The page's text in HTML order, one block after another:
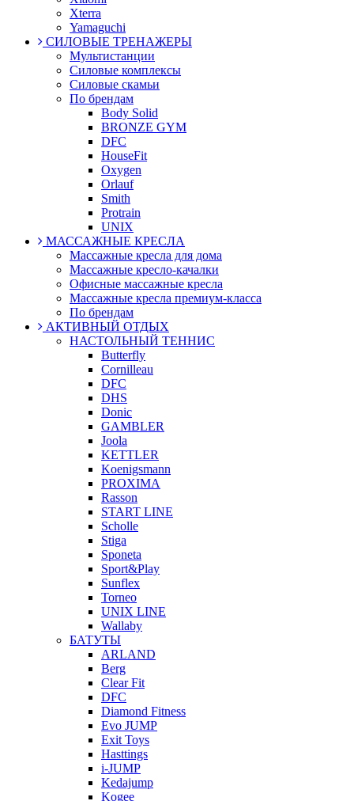
Xterra
Yamaguchi
СИЛОВЫЕ ТРЕНАЖЕРЫ
Мультистанции
Силовые комплексы
Силовые скамьи
По брендам
Body Solid
BRONZE GYM
DFC
HouseFit
Oxygen
Orlauf
Smith
Protrain
UNIX
МАССАЖНЫЕ КРЕСЛА
Массажные кресла для дома
Массажные кресло-качалки
Офисные массажные кресла
Массажные кресла премиум-класса
По брендам
АКТИВНЫЙ ОТДЫХ
НАСТОЛЬНЫЙ ТЕННИС
Butterfly
Cornilleau
DFC
DHS
Donic
GAMBLER
Joola
KETTLER
Koenigsmann
PROXIMA
Rasson
START LINE
Scholle
Stiga
Sponeta
Sport&Play
Sunflex
Torneo
UNIX LINE
Wallaby
БАТУТЫ
ARLAND
Berg
Clear Fit
DFC
Diamond Fitness
Evo JUMP
Exit Toys
Hasttings
i-JUMP
Kedajump
Kogee